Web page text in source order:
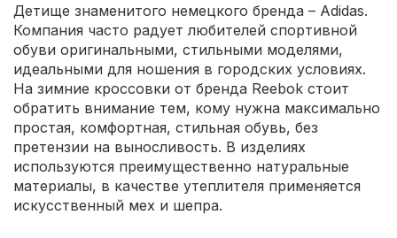
Детище знаменитого немецкого бренда – Adidas.
Компания часто радует любителей спортивной
обуви оригинальными, стильными моделями,
идеальными для ношения в городских условиях.
На зимние кроссовки от бренда Reebok стоит
обратить внимание тем, кому нужна максимально
простая, комфортная, стильная обувь, без
претензии на выносливость. В изделиях
используются преимущественно натуральные
материалы, в качестве утеплителя применяется
искусственный мех и шепра.